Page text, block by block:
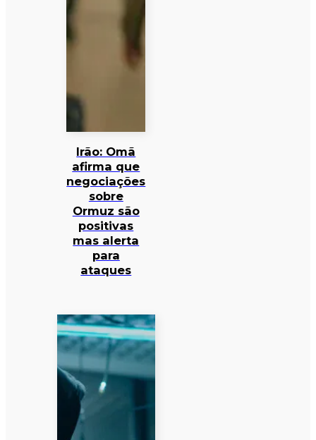
Irão: Omã
afirma que
negociações
sobre
Ormuz são
positivas
mas alerta
para
ataques